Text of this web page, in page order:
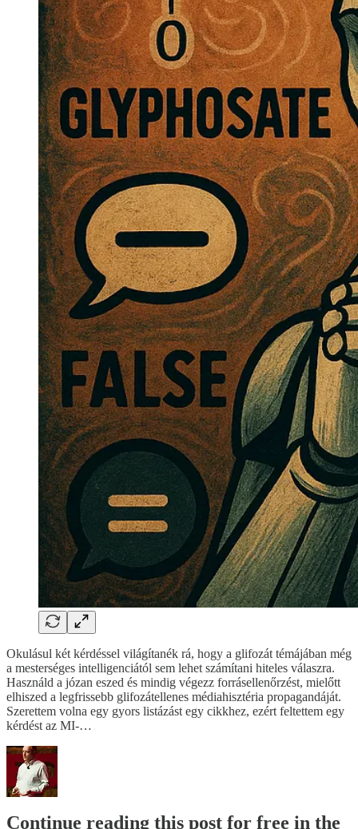
Okulásul két kérdéssel világítanék rá, hogy a glifozát témájában még
a mesterséges intelligenciától sem lehet számítani hiteles válaszra.
Használd a józan eszed és mindig végezz forrásellenőrzést, mielőtt
elhiszed a legfrissebb glifozátellenes médiahisztéria propagandáját.
Szerettem volna egy gyors listázást egy cikkhez, ezért feltettem egy
kérdést az MI-…
Continue reading this post for free in the